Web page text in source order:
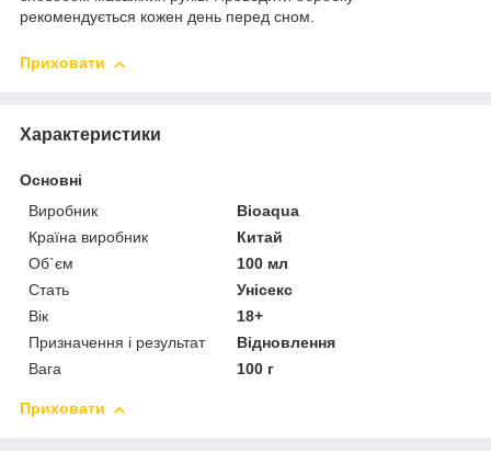
рекомендується кожен день перед сном.
Приховати
Характеристики
Основні
Виробник
Bioaqua
Країна виробник
Китай
Об`єм
100 мл
Стать
Унісекс
Вік
18+
Призначення і результат
Відновлення
Вага
100 г
Приховати